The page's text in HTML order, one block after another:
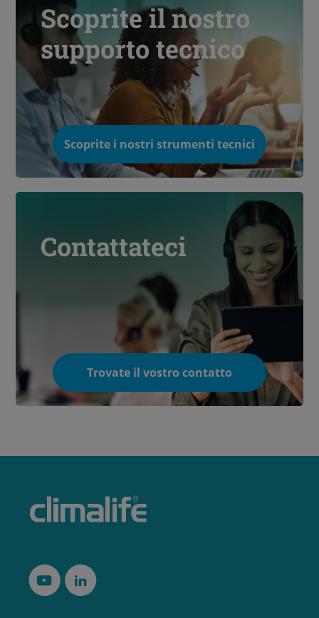
Scoprite il nostro
supporto tecnico
Scoprite i nostri strumenti tecnici
Contattateci
Trovate il vostro contatto